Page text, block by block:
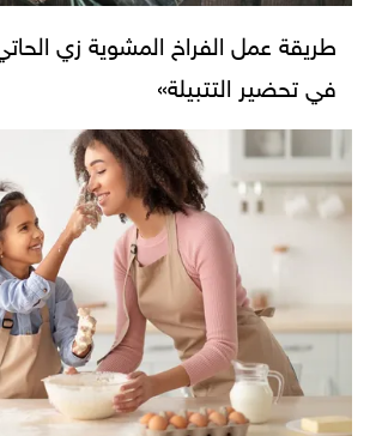
طريقة عمل الفراخ المشوية زي
في تحضير التتبيلة»